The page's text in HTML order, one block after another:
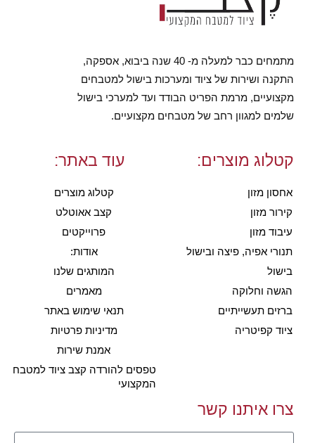
מתמחים כבר למעלה מ- 40 שנה ביבוא, אספקה,
התקנה ושירות של ציוד ומערכות בישול למטבחים
מקצועיים, מרמת הפריט הבודד ועד למערכי בישול
שלמים למגוון רחב של מטבחים מקצועיים.
קטלוג מוצרים:
אחסון מזון
קירור מזון
עיבוד מזון
תנורי אפיה, פיצה ובישול
בישול
הגשה וחלוקה
ברזים תעשייתיים
ציוד קפיטריה
עוד באתר:
קטלוג מוצרים
קצב אאוטלט
פרוייקטים
אודות:
המותגים שלנו
מאמרים
תנאי שימוש באתר
מדיניות פרטיות
אמנת שירות
טפסים להורדה קצב ציוד למטבח
המקצועי
צרו איתנו קשר